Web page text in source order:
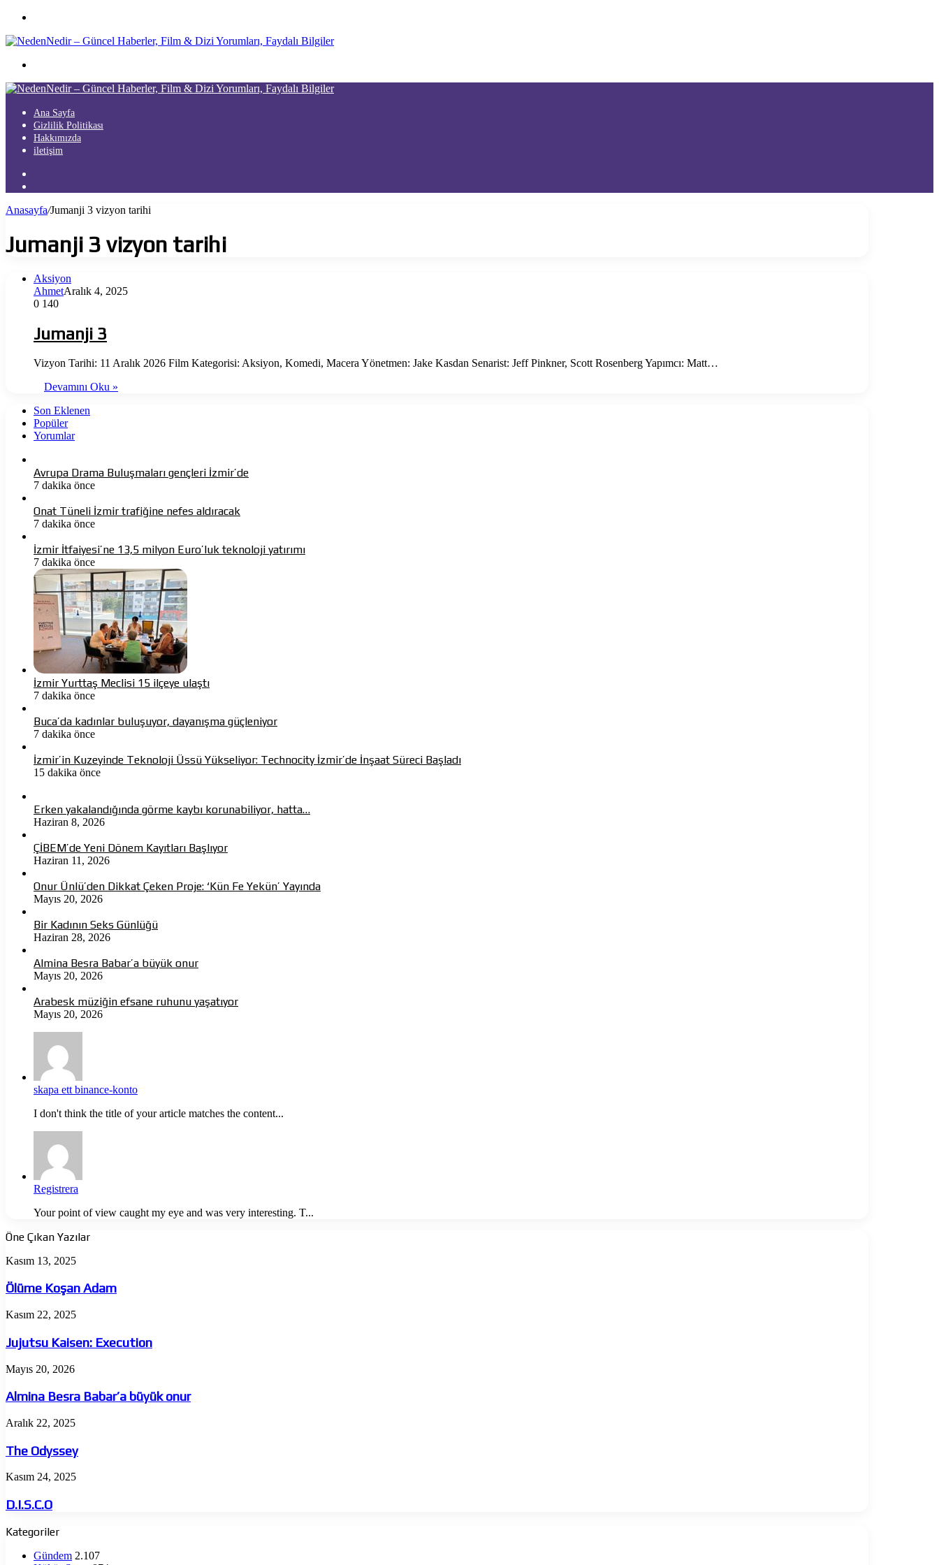
...
Ana Sayfa
Gizlilik Politikası
Hakkımızda
iletişim
...
Anasayfa/Jumanji 3 vizyon tarihi
Jumanji 3 vizyon tarihi
Aksiyon
AhmetAralık 4, 2025
0 140
Jumanji 3
Vizyon Tarihi: 11 Aralık 2026 Film Kategorisi: Aksiyon, Komedi, Macera Yönetmen: Jake Kasdan Senarist: Jeff Pinkner, Scott Rosenberg Yapımcı: Matt…
Devamını Oku »
Son Eklenen
Popüler
Yorumlar
Avrupa Drama Buluşmaları gençleri İzmir’de
7 dakika önce
Onat Tüneli İzmir trafiğine nefes aldıracak
7 dakika önce
İzmir İtfaiyesi’ne 13,5 milyon Euro’luk teknoloji yatırımı
7 dakika önce
İzmir Yurttaş Meclisi 15 ilçeye ulaştı
7 dakika önce
Buca’da kadınlar buluşuyor, dayanışma güçleniyor
7 dakika önce
İzmir’in Kuzeyinde Teknoloji Üssü Yükseliyor: Technocity İzmir’de İnşaat Süreci Başladı
15 dakika önce
Erken yakalandığında görme kaybı korunabiliyor, hatta…
Haziran 8, 2026
ÇİBEM’de Yeni Dönem Kayıtları Başlıyor
Haziran 11, 2026
Onur Ünlü’den Dikkat Çeken Proje: ‘Kün Fe Yekün’ Yayında
Mayıs 20, 2026
Bir Kadının Seks Günlüğü
Haziran 28, 2026
Almina Besra Babar’a büyük onur
Mayıs 20, 2026
Arabesk müziğin efsane ruhunu yaşatıyor
Mayıs 20, 2026
skapa ett binance-konto
I don't think the title of your article matches the content...
Registrera
Your point of view caught my eye and was very interesting. T...
Öne Çıkan Yazılar
Ölüme
Adam
Kasım 13, 2025
Ölüme Koşan Adam
Jujutsu
Execution
Kasım 22, 2025
Jujutsu Kaisen: Execution
Almina
Babar’a
büyük
onur
Mayıs 20, 2026
Almina Besra Babar’a büyük onur
The
Aralık 22, 2025
The Odyssey
D.I.S.C.O
Kasım 24, 2025
D.I.S.C.O
Kategoriler
Gündem 2.107